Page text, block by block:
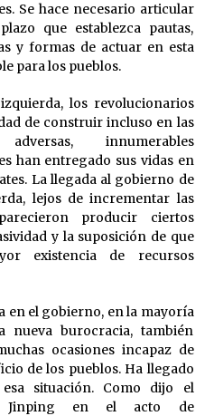
Se hace necesario articular
que establezca pautas,
y formas de actuar en esta
para los pueblos.
los revolucionarios
de construir incluso en las
innumerables
han entregado sus vidas en
La llegada al gobierno de
lejos de incrementar las
producir ciertos
y la suposición de que
existencia de recursos
en el gobierno, en la mayoría
nueva burocracia, también
ocasiones incapaz de
de los pueblos. Ha llegado
situación. Como dijo el
Jinping en el acto de